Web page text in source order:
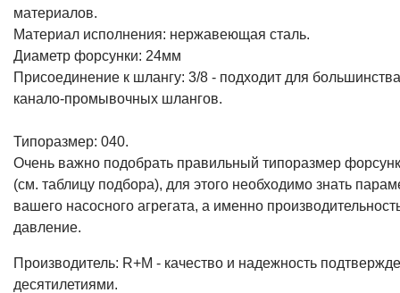
материалов.
Материал исполнения: нержавеющая сталь.
Диаметр форсунки: 24мм
Присоединение к шлангу: 3/8 - подходит для большинства
канало-промывочных шлангов.
Типоразмер: 040.
Очень важно подобрать правильный типоразмер
(см. таблицу подбора), для этого необходимо знать
вашего насосного агрегата, а именно
давление.
Производитель: R+M - качество и надежность
десятилетиями.